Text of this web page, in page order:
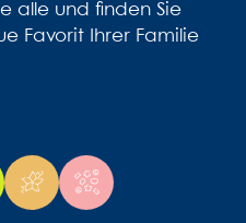
alle und finden Sie
Favorit Ihrer Familie